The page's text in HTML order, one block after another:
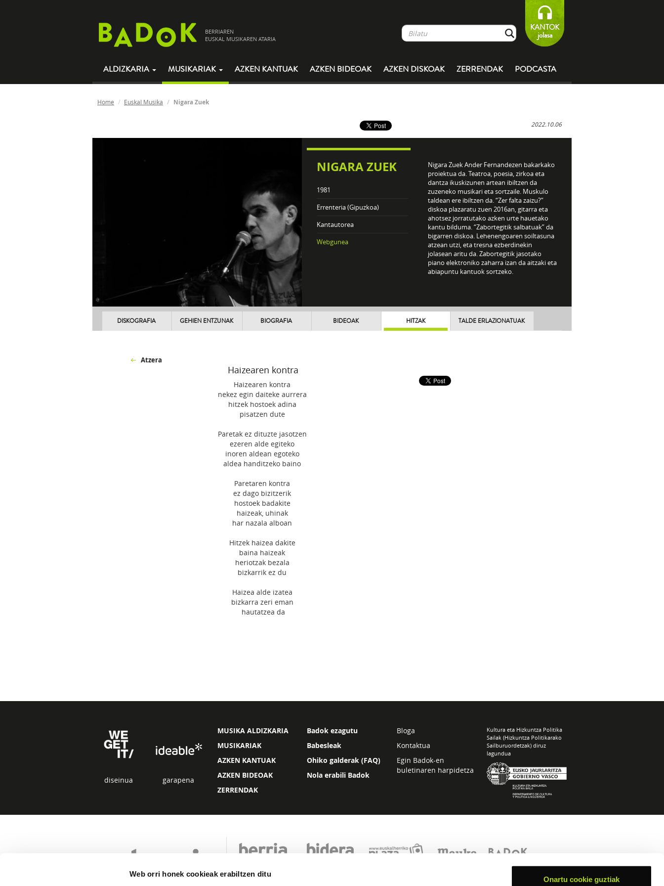
Web orri honek cookieak erabiltzen ditu
Onartu cookie guztiak
BERRIAREN
EUSKAL MUSIKAREN ATARIA
KANTOK
jolasa
ALDIZKARIA MUSIKARIAK AZKEN KANTUAK AZKEN BIDEOAK AZKEN DISKOAK ZERRENDAK PODCASTA
Home Euskal Musika Nigara Zuek
2022.10.06
NIGARA ZUEK
1981
Errenteria (Gipuzkoa)
Kantautorea
Webgunea
Nigara Zuek Ander Fernandezen bakarkako
proiektua da. Teatroa, poesia, zirkoa eta
dantza ikuskizunen artean ibiltzen da
zuzeneko musikari eta sortzaile. Muskulo
taldean ere ibiltzen da. “Zer falta zaizu?”
diskoa plazaratu zuen 2016an, gitarra eta
ahotsez jorratutako azken urte hauetako
kantu bilduma. “Zabortegitik salbatuak” da
bigarren diskoa. Lehenengoaren soiltasuna
atzean utzi, eta tresna ezberdinekin
jolasean aritu da. Zabortegitik jasotako
piano elektroniko zaharra izan da aitzaki eta
abiapuntu kantuok sortzeko.
DISKOGRAFIA GEHIEN ENTZUNAK BIOGRAFIA BIDEOAK HITZAK TALDE ERLAZIONATUAK
Atzera
Haizearen kontra
Haizearen kontra
nekez egin daiteke aurrera
hitzek hostoek adina
pisatzen dute
Paretak ez dituzte jasotzen
ezeren alde egiteko
inoren aldean egoteko
aldea handitzeko baino
Paretaren kontra
ez dago bizitzerik
hostoek badakite
haizeak, uhinak
har nazala alboan
Hitzek haizea dakite
baina haizeak
heriotzak bezala
bizkarrik ez du
Haizea alde izatea
bizkarra zeri eman
hautatzea da
diseinua garapena
MUSIKA ALDIZKARIA
MUSIKARIAK
AZKEN KANTUAK
AZKEN BIDEOAK
ZERRENDAK
Badok ezagutu
Babesleak
Ohiko galderak (FAQ)
Nola erabili Badok
Bloga
Kontaktua
Egin Badok-en
buletinaren harpidetza
Kultura eta Hizkuntza Politika
Sailak (Hizkuntza Politikarako
Sailburuordetzak) diruz
lagundua